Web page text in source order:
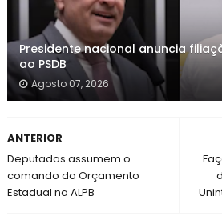
Presidente nacional anuncia
ao PSDB
Agosto 07, 2026
ANTERIOR
Deputadas assumem o
comando do Orçamento
Estadual na ALPB